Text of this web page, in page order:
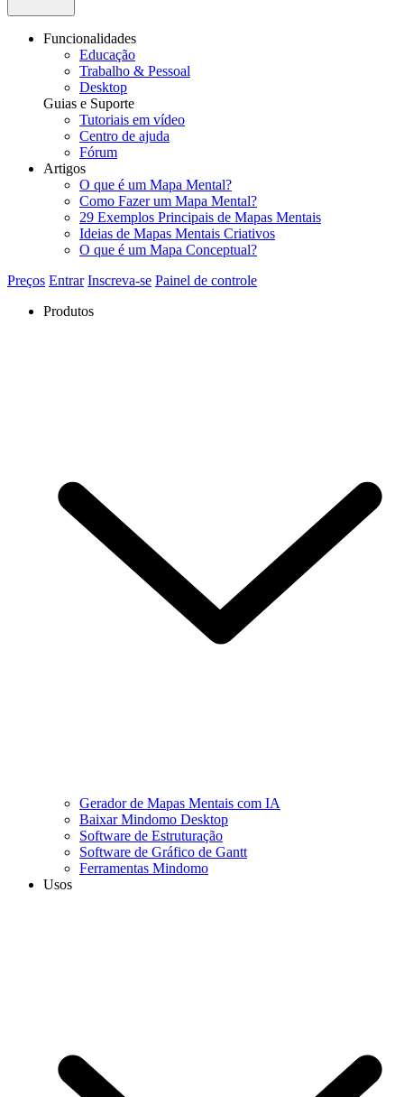
Funcionalidades
Educação
Trabalho & Pessoal
Desktop
Guias e Suporte
Tutoriais em vídeo
Centro de ajuda
Fórum
Artigos
O que é um Mapa Mental?
Como Fazer um Mapa Mental?
29 Exemplos Principais de Mapas Mentais
Ideias de Mapas Mentais Criativos
O que é um Mapa Conceptual?
Preços Entrar Inscreva-se Painel de controle
Produtos
Gerador de Mapas Mentais com IA
Baixar Mindomo Desktop
Software de Estruturação
Software de Gráfico de Gantt
Ferramentas Mindomo
Usos